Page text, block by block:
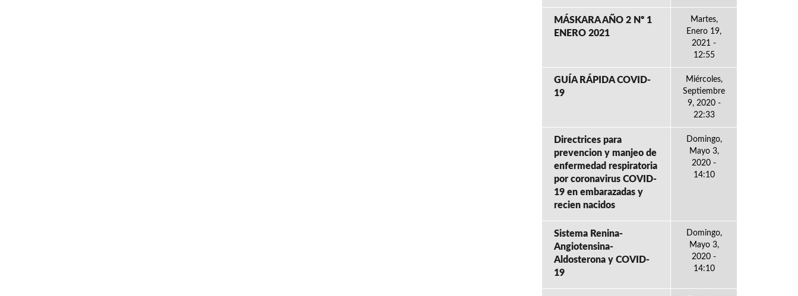
MÁSKARA AÑO 2 Nº 1
ENERO 2021
Martes,
Enero 19,
2021 -
12:55
GUÍA RÁPIDA COVID-
19
Miércoles,
Septiembre
9, 2020 -
22:33
Directrices para
prevencion y manjeo de
enfermedad respiratoria
por coronavirus COVID-
19 en embarazadas y
recien nacidos
Domingo,
Mayo 3,
2020 -
14:10
Sistema Renina-
Angiotensina-
Aldosterona y COVID-
19
Domingo,
Mayo 3,
2020 -
14:10